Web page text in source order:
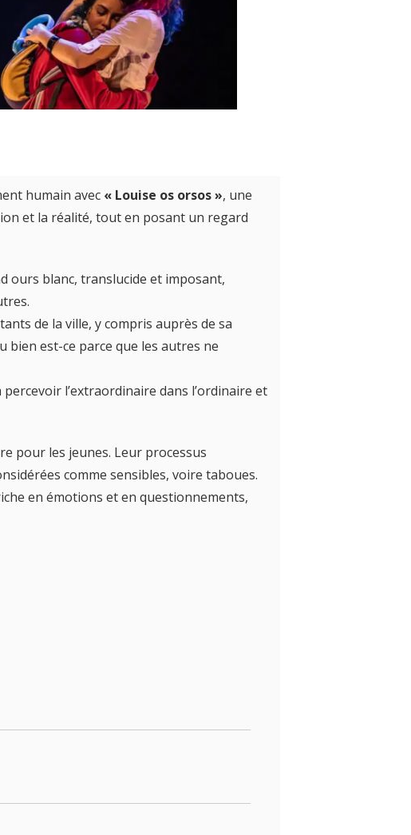
humain avec « Louise os orsos », une
et la réalité, tout en posant un regard
ours blanc, translucide et imposant,
de la ville, y compris auprès de sa
bien est-ce parce que les autres ne
l’extraordinaire dans l’ordinaire et
pour les jeunes. Leur processus
comme sensibles, voire taboues.
en émotions et en questionnements,